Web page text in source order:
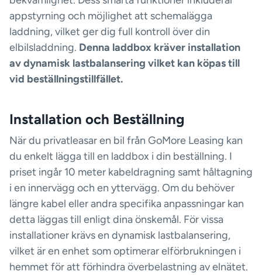
appstyrning och möjlighet att schemalägga
laddning, vilket ger dig full kontroll över din
elbilsladdning. Denna laddbox kräver installation
av dynamisk lastbalansering vilket kan köpas till
vid beställningstillfället.
Installation och Beställning
När du privatleasar en bil från GoMore Leasing kan
du enkelt lägga till en laddbox i din beställning. I
priset ingår 10 meter kabeldragning samt håltagning
i en innervägg och en yttervägg. Om du behöver
längre kabel eller andra specifika anpassningar kan
detta läggas till enligt dina önskemål. För vissa
installationer krävs en dynamisk lastbalansering,
vilket är en enhet som optimerar elförbrukningen i
hemmet för att förhindra överbelastning av elnätet.